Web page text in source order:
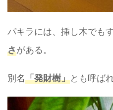
パキラには、挿し木でも
さがある。
別名「発財樹」とも呼ば